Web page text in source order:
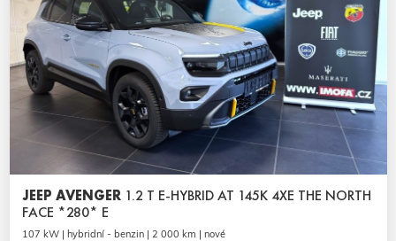
JEEP AVENGER 1.2 T E-HYBRID AT 145K 4XE THE NORTH
FACE *280* E
107 kW | hybridní - benzin | 2 000 km | nové